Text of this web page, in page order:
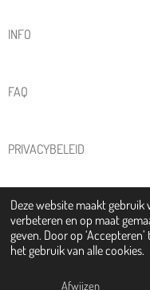
Deze website maakt
verbeteren en op maat
geven. Door op
het gebruik van alle cookies.
Afwijzen
INFO
FAQ
PRIVACYBELEID
ALGEMENE VOORWAARDEN
© 2025 - 2026 KIKI KERAMIEK